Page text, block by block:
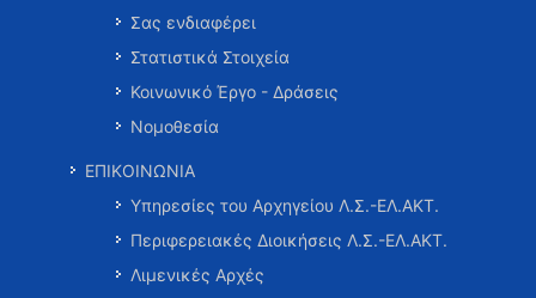
Σας ενδιαφέρει
Στατιστικά Στοιχεία
Κοινωνικό Έργο - Δράσεις
Νομοθεσία
ΕΠΙΚΟΙΝΩΝΙΑ
Υπηρεσίες του Αρχηγείου Λ.Σ.-ΕΛ.ΑΚΤ.
Περιφερειακές Διοικήσεις Λ.Σ.-ΕΛ.ΑΚΤ.
Λιμενικές Αρχές